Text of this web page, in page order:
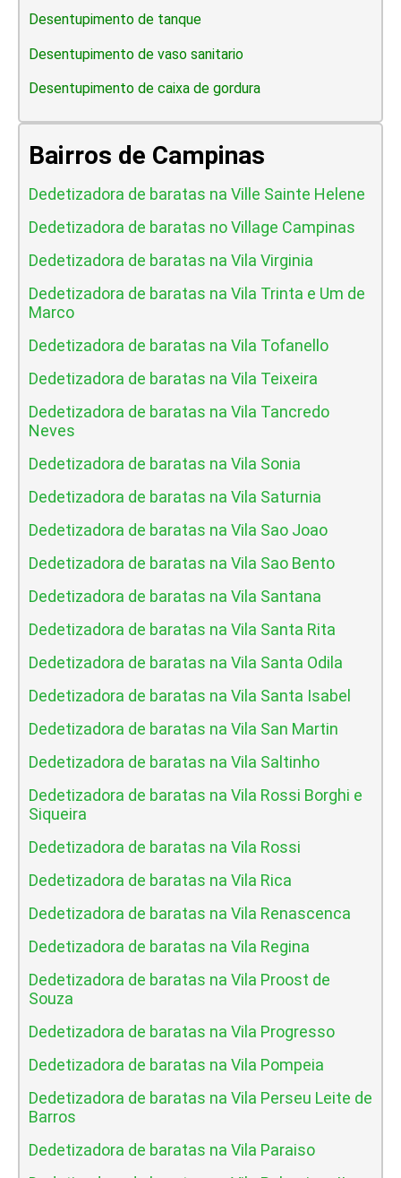
Desentupimento de tanque
Desentupimento de vaso sanitario
Desentupimento de caixa de gordura
Bairros de Campinas
Dedetizadora de baratas na Ville Sainte Helene
Dedetizadora de baratas no Village Campinas
Dedetizadora de baratas na Vila Virginia
Dedetizadora de baratas na Vila Trinta e Um de
Marco
Dedetizadora de baratas na Vila Tofanello
Dedetizadora de baratas na Vila Teixeira
Dedetizadora de baratas na Vila Tancredo
Neves
Dedetizadora de baratas na Vila Sonia
Dedetizadora de baratas na Vila Saturnia
Dedetizadora de baratas na Vila Sao Joao
Dedetizadora de baratas na Vila Sao Bento
Dedetizadora de baratas na Vila Santana
Dedetizadora de baratas na Vila Santa Rita
Dedetizadora de baratas na Vila Santa Odila
Dedetizadora de baratas na Vila Santa Isabel
Dedetizadora de baratas na Vila San Martin
Dedetizadora de baratas na Vila Saltinho
Dedetizadora de baratas na Vila Rossi Borghi e
Siqueira
Dedetizadora de baratas na Vila Rossi
Dedetizadora de baratas na Vila Rica
Dedetizadora de baratas na Vila Renascenca
Dedetizadora de baratas na Vila Regina
Dedetizadora de baratas na Vila Proost de
Souza
Dedetizadora de baratas na Vila Progresso
Dedetizadora de baratas na Vila Pompeia
Dedetizadora de baratas na Vila Perseu Leite de
Barros
Dedetizadora de baratas na Vila Paraiso